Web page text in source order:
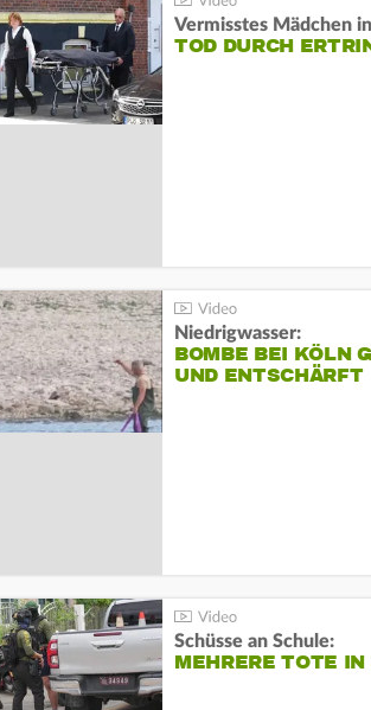
Vermisstes Mädchen
TOD DURCH
Niedrigwasser:
BOMBE BEI KÖLN
UND ENTSCHÄRFT
Schüsse an Schule:
MEHRERE TOTE